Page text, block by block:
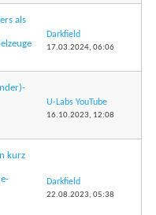
als
Darkfield
17.03.2024, 06:06
U-Labs YouTube
16.10.2023, 12:08
kurz
Darkfield
22.08.2023, 05:38